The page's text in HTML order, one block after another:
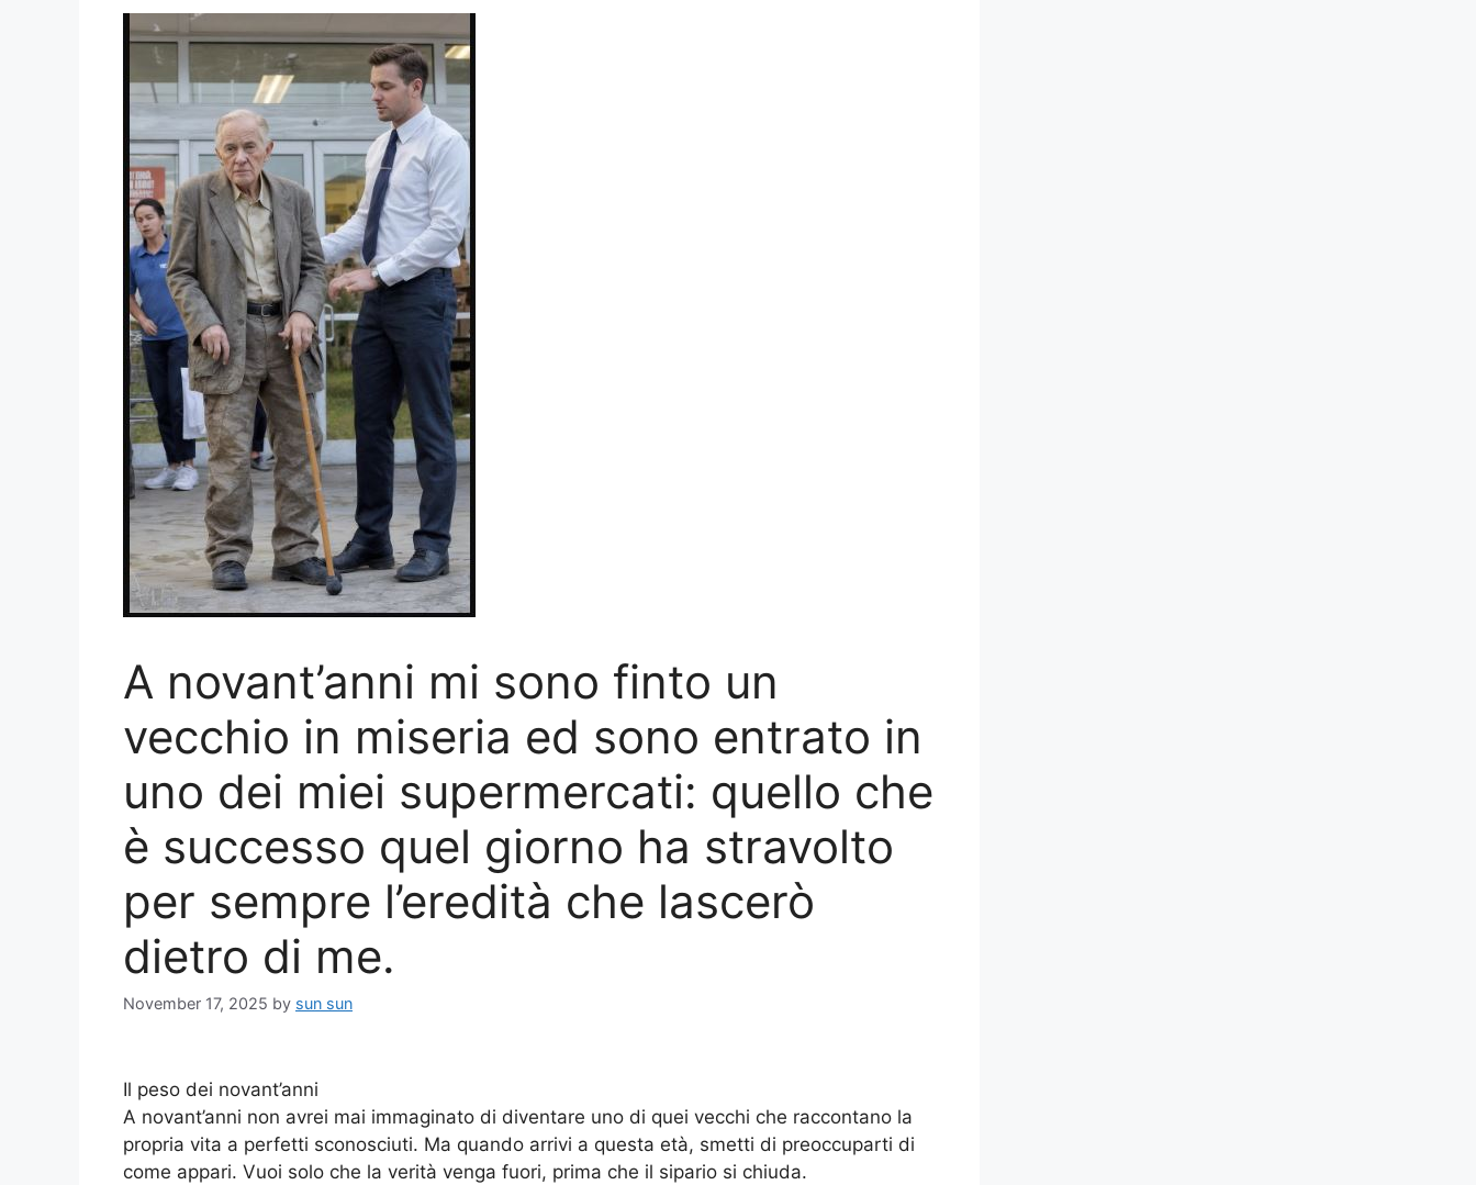
A novant’anni mi sono finto un
vecchio in miseria ed sono entrato in
uno dei miei supermercati: quello che
è successo quel giorno ha stravolto
per sempre l’eredità che lascerò
dietro di me.
November 17, 2025 by sun sun
Il peso dei novant’anni
A novant’anni non avrei mai immaginato di diventare uno di quei vecchi che raccontano la
propria vita a perfetti sconosciuti. Ma quando arrivi a questa età, smetti di preoccuparti di
come appari. Vuoi solo che la verità venga fuori, prima che il sipario si chiuda.